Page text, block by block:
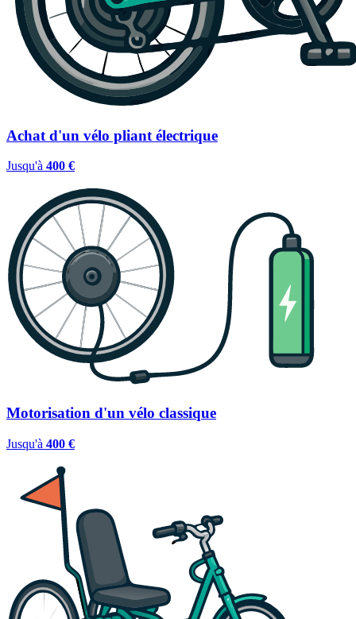
Achat d'un vélo pliant électrique
Jusqu'à 400 €
Motorisation d'un vélo classique
Jusqu'à 400 €